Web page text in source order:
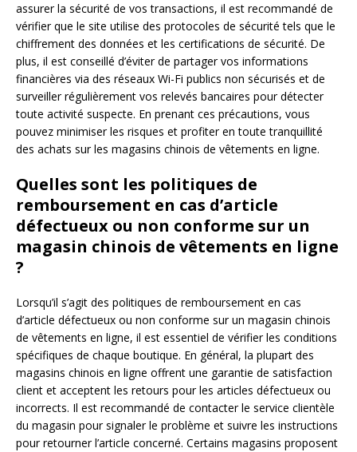
assurer la sécurité de vos transactions, il est recommandé de
vérifier que le site utilise des protocoles de sécurité tels que le
chiffrement des données et les certifications de sécurité. De
plus, il est conseillé d’éviter de partager vos informations
financières via des réseaux Wi-Fi publics non sécurisés et de
surveiller régulièrement vos relevés bancaires pour détecter
toute activité suspecte. En prenant ces précautions, vous
pouvez minimiser les risques et profiter en toute tranquillité
des achats sur les magasins chinois de vêtements en ligne.
Quelles sont les politiques de
remboursement en cas d’article
défectueux ou non conforme sur un
magasin chinois de vêtements en ligne
?
Lorsqu’il s’agit des politiques de remboursement en cas
d’article défectueux ou non conforme sur un magasin chinois
de vêtements en ligne, il est essentiel de vérifier les conditions
spécifiques de chaque boutique. En général, la plupart des
magasins chinois en ligne offrent une garantie de satisfaction
client et acceptent les retours pour les articles défectueux ou
incorrects. Il est recommandé de contacter le service clientèle
du magasin pour signaler le problème et suivre les instructions
pour retourner l’article concerné. Certains magasins proposent